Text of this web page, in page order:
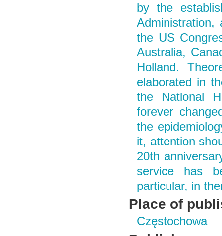
by the
Administration,
the US
Australia,
Holland.
elaborated in
the National
forever
the
it, attention
20th
service has
particular, in
Place of
Częstochowa